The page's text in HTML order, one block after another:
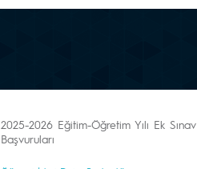
2025-2026 Eğitim-Öğretim Yılı Ek Sınav
Başvuruları